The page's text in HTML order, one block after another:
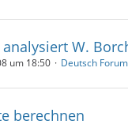
W.
um 18:50 Deutsch Forum
berechnen